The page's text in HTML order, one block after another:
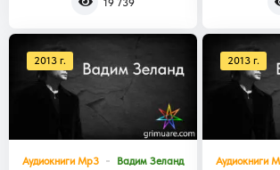
19 739
2013 г.
Аудиокниги Mp3 Вадим Зеланд
2013 г.
Аудиокниги